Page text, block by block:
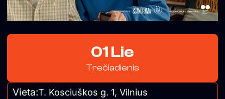
01 Lie
Trečiadienis
Vieta:T. Kosciuškos g. 1, Vilnius